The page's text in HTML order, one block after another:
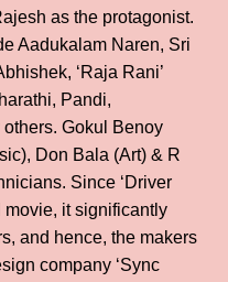
as the protagonist.
Aadukalam Naren, Sri
‘Raja Rani’
Pandi,
Gokul Benoy
Don Bala (Art) & R
Since ‘Driver
movie, it significantly
and hence, the makers
company ‘Sync